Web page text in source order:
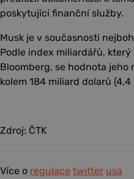
poskytující finanční služby.
Musk je v současnosti
Podle index miliardářů,
Bloomberg, se hodnota
kolem 184 miliard dolarů (4,4
Zdroj: ČTK
Více o regulace twitter usa